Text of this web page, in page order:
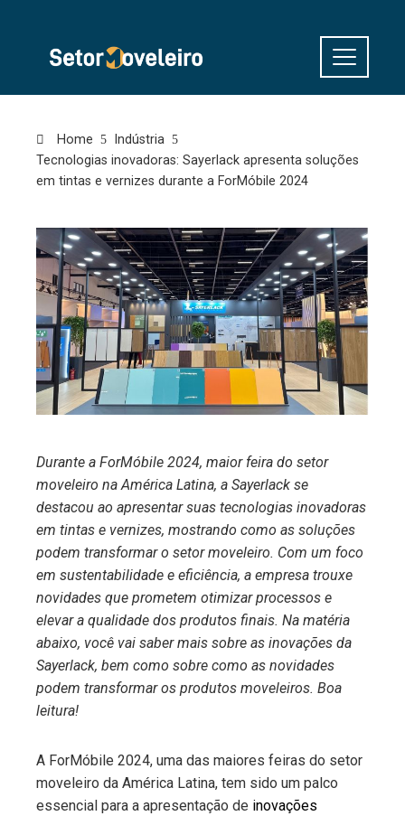
Home
Indústria
Tecnologias inovadoras: Sayerlack apresenta soluções
em tintas e vernizes durante a ForMóbile 2024
Durante a ForMóbile 2024, maior feira do setor
moveleiro na América Latina, a Sayerlack se
destacou ao apresentar suas tecnologias inovadoras
em tintas e vernizes, mostrando como as soluções
podem transformar o setor moveleiro. Com um foco
em sustentabilidade e eficiência, a empresa trouxe
novidades que prometem otimizar processos e
elevar a qualidade dos produtos finais. Na matéria
abaixo, você vai saber mais sobre as inovações da
Sayerlack, bem como sobre como as novidades
podem transformar os produtos moveleiros. Boa
leitura!
A ForMóbile 2024, uma das maiores feiras do setor
moveleiro da América Latina, tem sido um palco
essencial para a apresentação de inovações